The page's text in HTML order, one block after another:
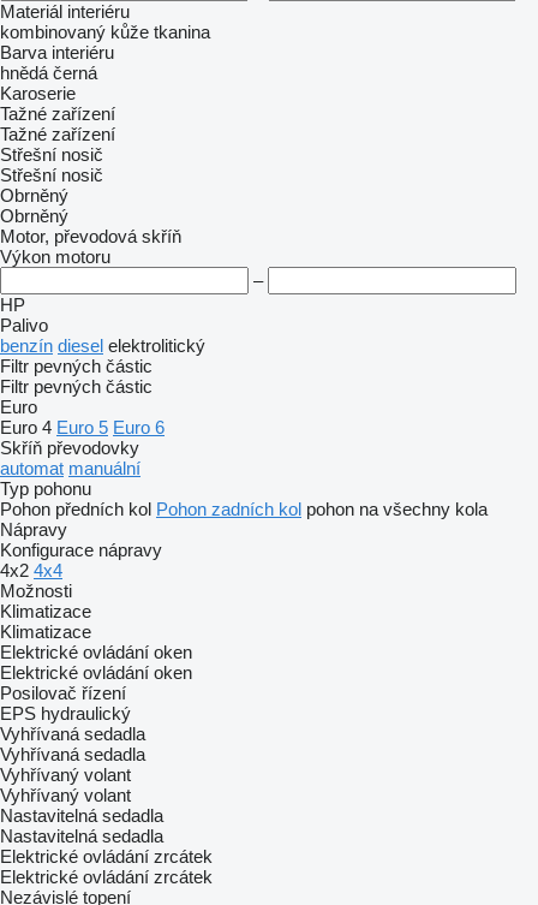
Materiál interiéru
kombinovaný kůže tkanina
Barva interiéru
hnědá černá
Karoserie
Tažné zařízení
Tažné zařízení
Střešní nosič
Střešní nosič
Obrněný
Obrněný
Motor, převodová skříň
Výkon motoru
–
HP
Palivo
benzín diesel elektrolitický
Filtr pevných částic
Filtr pevných částic
Euro
Euro 4 Euro 5 Euro 6
Skříň převodovky
automat manuální
Typ pohonu
Pohon předních kol Pohon zadních kol pohon na všechny kola
Nápravy
Konfigurace nápravy
4x2 4x4
Možnosti
Klimatizace
Klimatizace
Elektrické ovládání oken
Elektrické ovládání oken
Posilovač řízení
EPS hydraulický
Vyhřívaná sedadla
Vyhřívaná sedadla
Vyhřívaný volant
Vyhřívaný volant
Nastavitelná sedadla
Nastavitelná sedadla
Elektrické ovládání zrcátek
Elektrické ovládání zrcátek
Nezávislé topení